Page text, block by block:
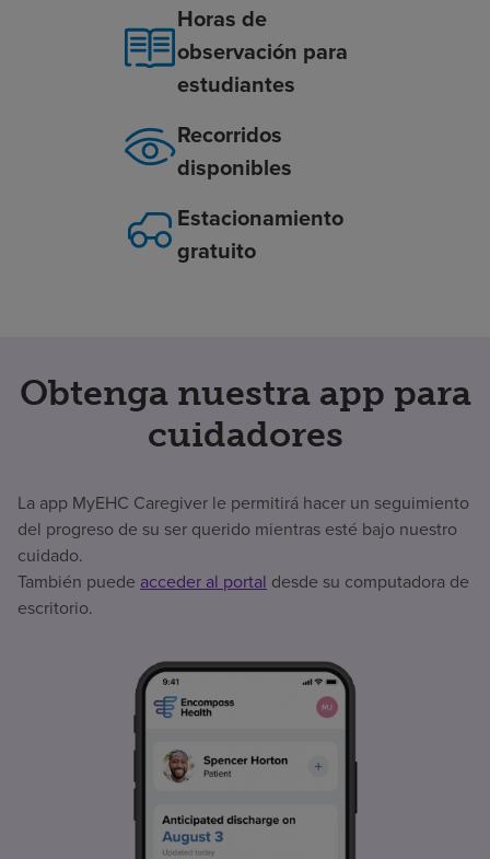
Horas de
observación para
estudiantes
Recorridos
disponibles
Estacionamiento
gratuito
Obtenga nuestra app para
cuidadores
La app MyEHC Caregiver le permitirá hacer un seguimiento
del progreso de su ser querido mientras esté bajo nuestro
cuidado.
También puede acceder al portal desde su computadora de
escritorio.